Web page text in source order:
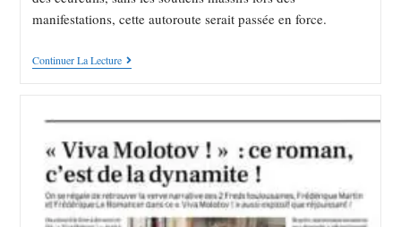
manifestations, cette autoroute serait passée en force.
Continuer La Lecture